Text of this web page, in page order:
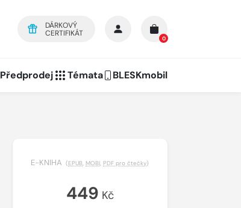
DÁRKOVÝ
CERTIFIKÁT
0
Předprodej Témata BLESKmobil
E-KNIHA (EPUB, MOBI, PDF pro čtečky)
449 Kč